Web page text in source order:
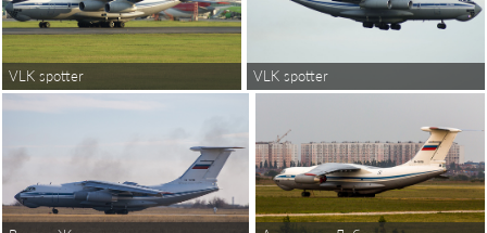
VLK spotter VLK spotter